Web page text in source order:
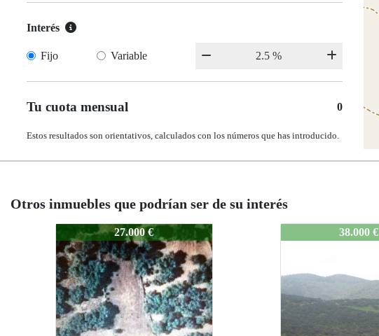
Interés
Fijo Variable
Tu cuota mensual 0
Estos resultados son orientativos, calculados con los números que has introducido.
Otros inmuebles que podrían ser de su interés
1450-Segura001
38.000 € 1450-Segura001
35.000 €